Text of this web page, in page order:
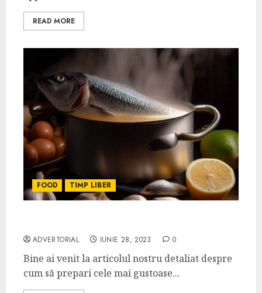
READ MORE
FOOD TIMP LIBER
ADVERTORIAL IUNIE 28, 2023 0
Bine ai venit la articolul nostru detaliat despre
cum să prepari cele mai gustoase...